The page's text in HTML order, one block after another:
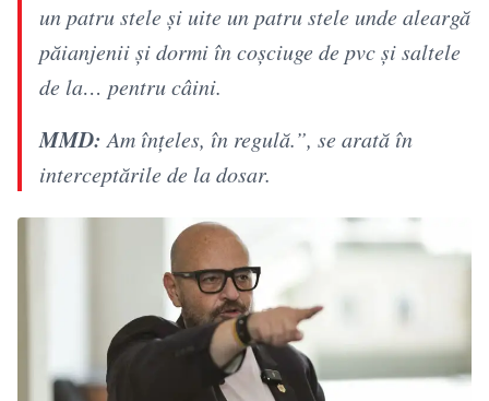
un patru stele și uite un patru stele unde aleargă
păianjenii și dormi în coșciuge de pvc și saltele
de la… pentru câini.
​MMD: Am înțeles, în regulă.”, se arată în
interceptările de la dosar.